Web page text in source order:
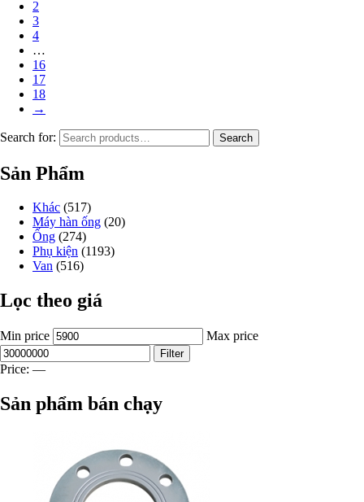
2
3
4
…
16
17
18
→
Search for: Search
Sản Phẩm
Khác (517)
Máy hàn ống (20)
Ống (274)
Phụ kiện (1193)
Van (516)
Lọc theo giá
Min price Max price
Filter
Price: —
Sản phẩm bán chạy